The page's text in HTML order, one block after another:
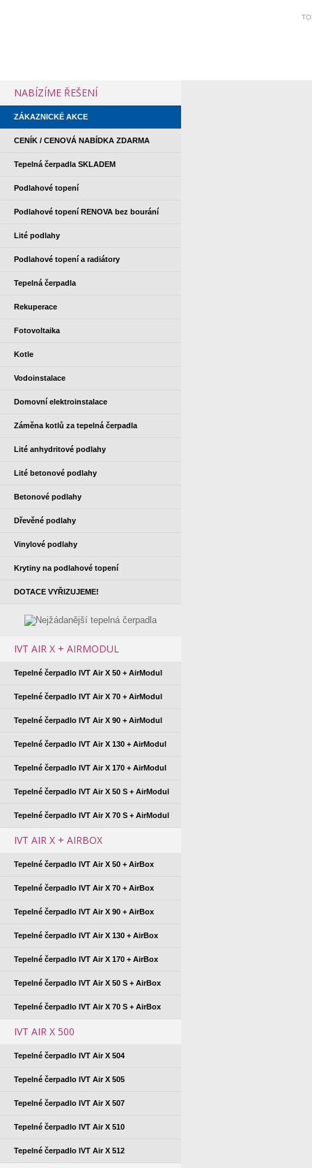
NABÍZÍME ŘEŠENÍ
ZÁKAZNICKÉ AKCE
CENÍK / CENOVÁ NABÍDKA ZDARMA
Tepelná čerpadla SKLADEM
Podlahové topení
Podlahové topení RENOVA bez bourání
Lité podlahy
Podlahové topení a radiátory
Tepelná čerpadla
Rekuperace
Fotovoltaika
Kotle
Vodoinstalace
Domovní elektroinstalace
Záměna kotlů za tepelná čerpadla
Lité anhydritové podlahy
Lité betonové podlahy
Betonové podlahy
Dřevěné podlahy
Vinylové podlahy
Krytiny na podlahové topení
DOTACE VYŘIZUJEME!
IVT AIR X + AIRMODUL
Tepelné čerpadlo IVT Air X 50 + AirModul
Tepelné čerpadlo IVT Air X 70 + AirModul
Tepelné čerpadlo IVT Air X 90 + AirModul
Tepelné čerpadlo IVT Air X 130 + AirModul
Tepelné čerpadlo IVT Air X 170 + AirModul
Tepelné čerpadlo IVT Air X 50 S + AirModul
Tepelné čerpadlo IVT Air X 70 S + AirModul
IVT AIR X + AIRBOX
Tepelné čerpadlo IVT Air X 50 + AirBox
Tepelné čerpadlo IVT Air X 70 + AirBox
Tepelné čerpadlo IVT Air X 90 + AirBox
Tepelné čerpadlo IVT Air X 130 + AirBox
Tepelné čerpadlo IVT Air X 170 + AirBox
Tepelné čerpadlo IVT Air X 50 S + AirBox
Tepelné čerpadlo IVT Air X 70 S + AirBox
IVT AIR X 500
Tepelné čerpadlo IVT Air X 504
Tepelné čerpadlo IVT Air X 505
Tepelné čerpadlo IVT Air X 507
Tepelné čerpadlo IVT Air X 510
Tepelné čerpadlo IVT Air X 512